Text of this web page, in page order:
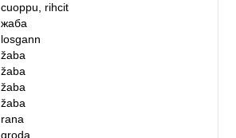
cuoppu, rihcit
жаба
losgann
žaba
žaba
žaba
žaba
rana
groda